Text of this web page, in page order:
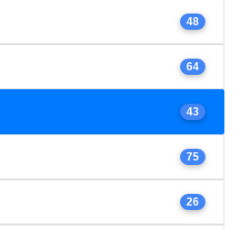
48
64
43
75
26